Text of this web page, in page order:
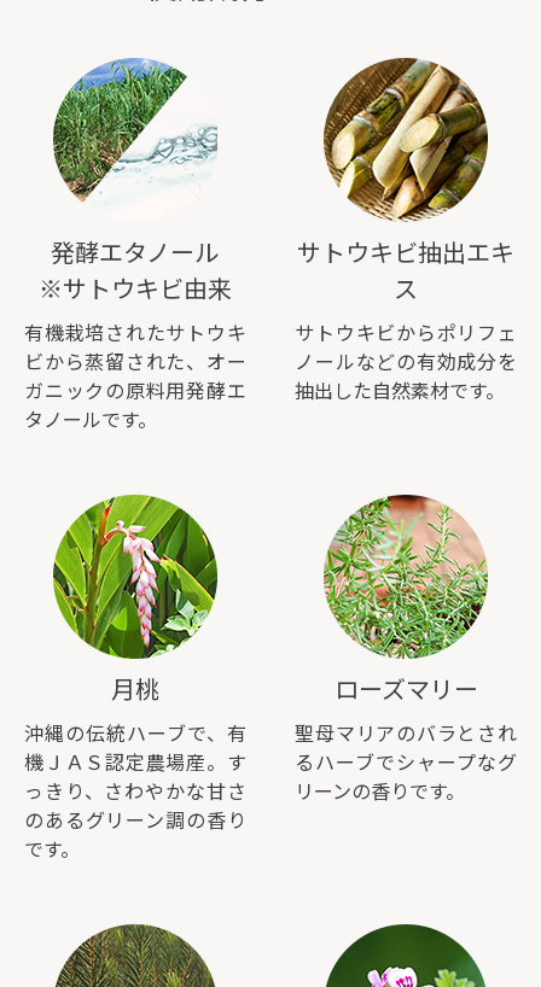
発酵エタノール
※サトウキビ由来
有機栽培されたサトウキ
ビから蒸留された、オー
ガニックの原料用発酵エ
タノールです。
サトウキビ抽出エキ
ス
サトウキビからポリフェ
ノールなどの有効成分を
抽出した自然素材です。
月桃
沖縄の伝統ハーブで、有
機ＪＡＳ認定農場産。す
っきり、さわやかな甘さ
のあるグリーン調の香り
です。
ローズマリー
聖母マリアのバラとされ
るハーブでシャープなグ
リーンの香りです。